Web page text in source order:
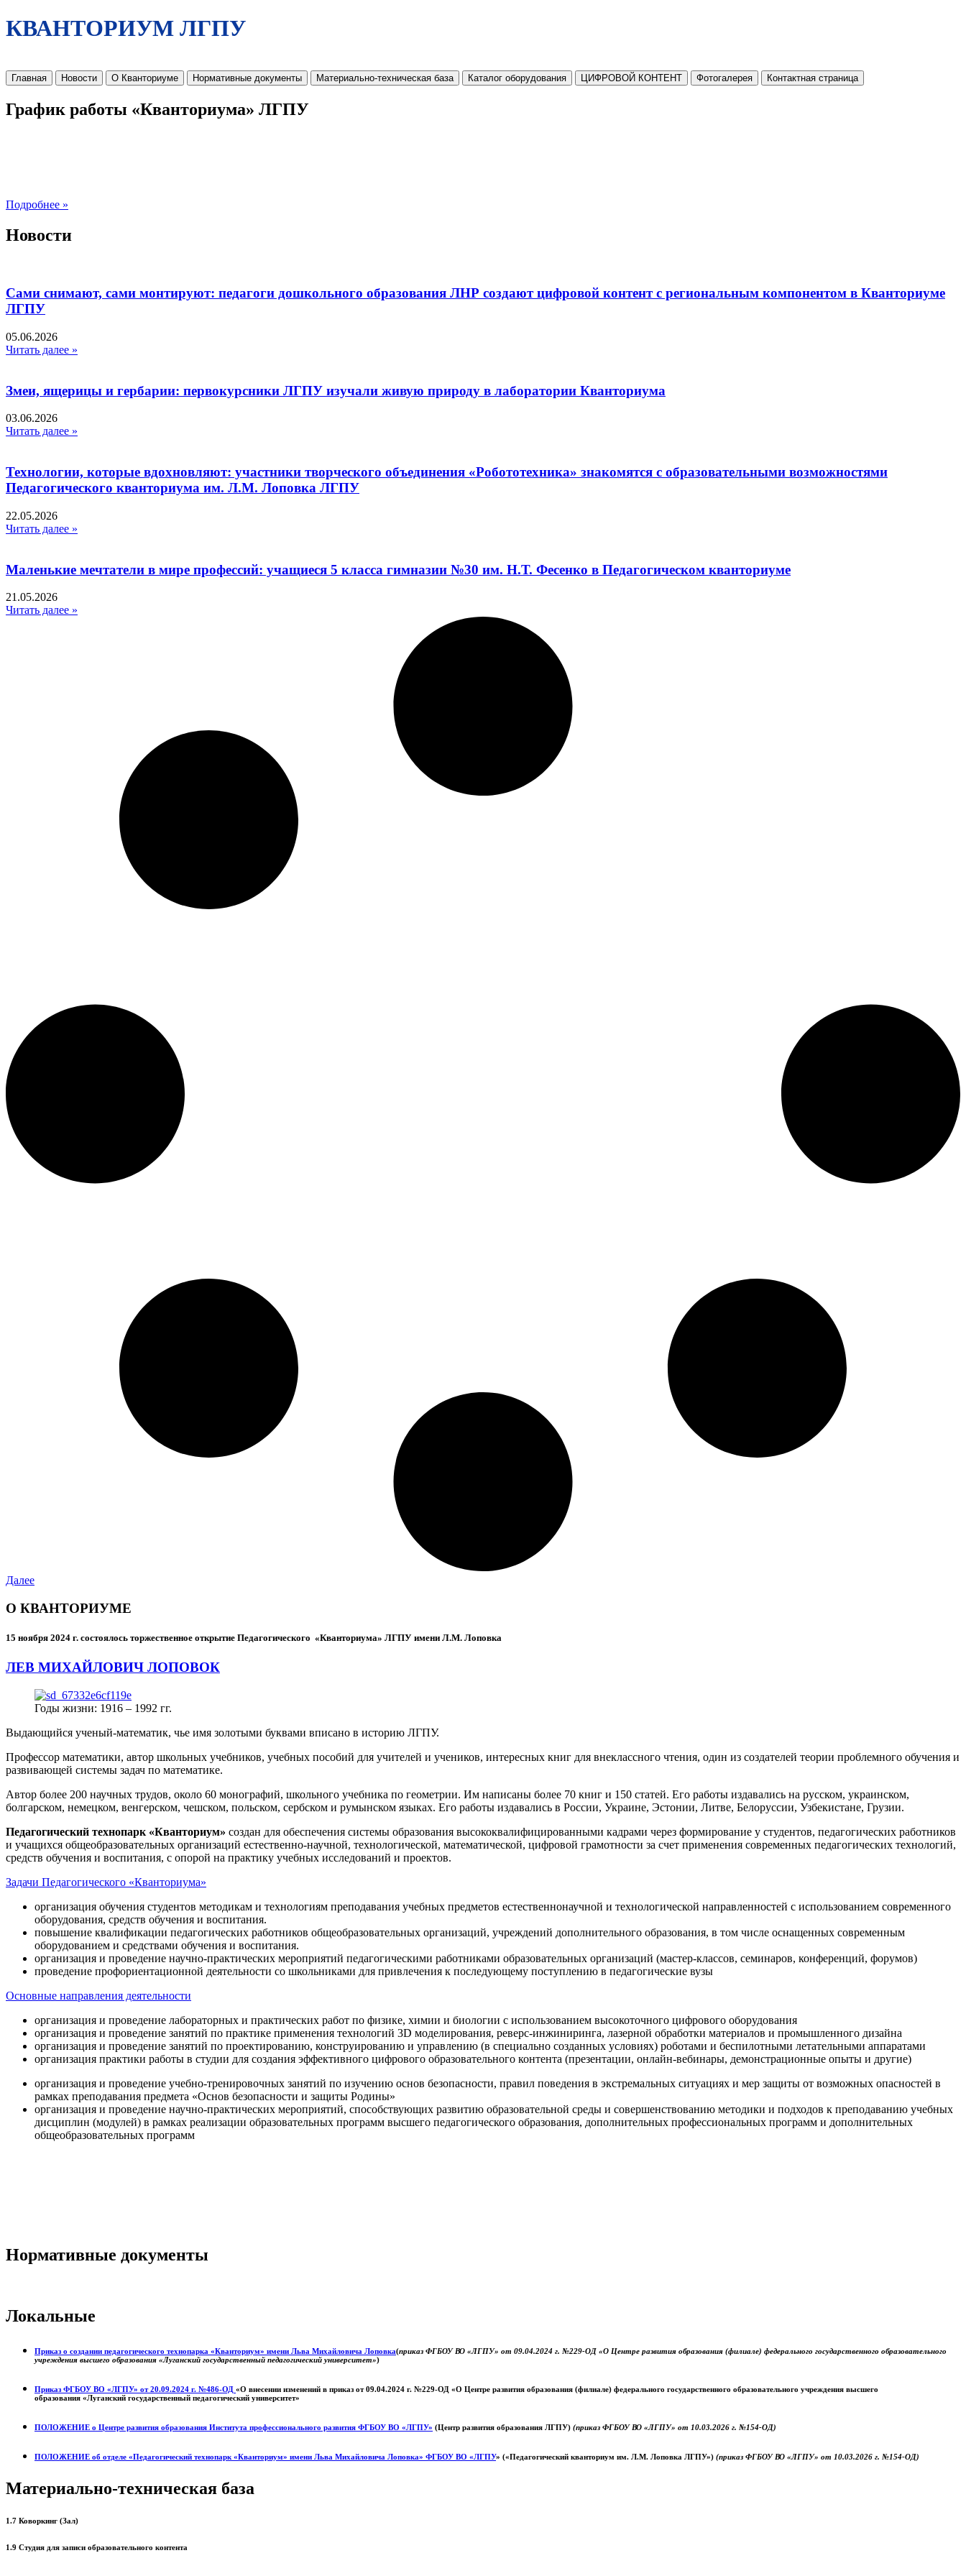
КВАНТОРИУМ ЛГПУ
Главная Новости О Кванториуме Нормативные документы Материально-техническая база Каталог оборудования ЦИФРОВОЙ КОНТЕНТ Фотогалерея Контактная страница
График работы «Кванториума» ЛГПУ
Подробнее »
Новости
Сами снимают, сами монтируют: педагоги дошкольного образования ЛНР создают цифровой контент с региональным компонентом в Кванториуме
ЛГПУ​
05.06.2026
Читать далее »
Змеи, ящерицы и гербарии: первокурсники ЛГПУ изучали живую природу в лаборатории Кванториума
03.06.2026
Читать далее »
Технологии, которые вдохновляют: участники творческого объединения «Робототехника» знакомятся с образовательными возможностями
Педагогического кванториума им. Л.М. Лоповка ЛГПУ
22.05.2026
Читать далее »
Маленькие мечтатели в мире профессий: учащиеся 5 класса гимназии №30 им. Н.Т. Фесенко в Педагогическом кванториуме
21.05.2026
Читать далее »
Далее
О КВАНТОРИУМЕ
15 ноября 2024 г. состоялось торжественное открытие Педагогического «Кванториума» ЛГПУ имени Л.М. Лоповка
ЛЕВ МИХАЙЛОВИЧ ЛОПОВОК
Годы жизни: 1916 – 1992 гг.
Выдающийся ученый-математик, чье имя золотыми буквами вписано в историю ЛГПУ.
Профессор математики, автор школьных учебников, учебных пособий для учителей и учеников, интересных книг для внеклассного чтения, один из создателей теории проблемного обучения и
развивающей системы задач по математике.
Автор более 200 научных трудов, около 60 монографий, школьного учебника по геометрии. Им написаны более 70 книг и 150 статей. Его работы издавались на русском, украинском,
болгарском, немецком, венгерском, чешском, польском, сербском и румынском языках. Его работы издавались в России, Украине, Эстонии, Литве, Белоруссии, Узбекистане, Грузии.
Педагогический технопарк «Кванториум» создан для обеспечения системы образования высококвалифицированными кадрами через формирование у студентов, педагогических работников
и учащихся общеобразовательных организаций естественно-научной, технологической, математической, цифровой грамотности за счет применения современных педагогических технологий,
средств обучения и воспитания, с опорой на практику учебных исследований и проектов.
Задачи Педагогического «Кванториума»
организация обучения студентов методикам и технологиям преподавания учебных предметов естественнонаучной и технологической направленностей с использованием современного
оборудования, средств обучения и воспитания.
повышение квалификации педагогических работников общеобразовательных организаций, учреждений дополнительного образования, в том числе оснащенных современным
оборудованием и средствами обучения и воспитания.
организация и проведение научно-практических мероприятий педагогическими работниками образовательных организаций (мастер-классов, семинаров, конференций, форумов)
проведение профориентационной деятельности со школьниками для привлечения к последующему поступлению в педагогические вузы
Основные направления деятельности
организация и проведение лабораторных и практических работ по физике, химии и биологии с использованием высокоточного цифрового оборудования
организация и проведение занятий по практике применения технологий 3D моделирования, реверс-инжиниринга, лазерной обработки материалов и промышленного дизайна
организация и проведение занятий по проектированию, конструированию и управлению (в специально созданных условиях) роботами и беспилотными летательными аппаратами
организация практики работы в студии для создания эффективного цифрового образовательного контента (презентации, онлайн-вебинары, демонстрационные опыты и другие)
организация и проведение учебно-тренировочных занятий по изучению основ безопасности, правил поведения в экстремальных ситуациях и мер защиты от возможных опасностей в
рамках преподавания предмета «Основ безопасности и защиты Родины»
организация и проведение научно-практических мероприятий, способствующих развитию образовательной среды и совершенствованию методики и подходов к преподаванию учебных
дисциплин (модулей) в рамках реализации образовательных программ высшего педагогического образования, дополнительных профессиональных программ и дополнительных
общеобразовательных программ
Нормативные документы
Локальные
Приказ о создании педагогического технопарка «Кванториум» имени Льва Михайловича Лоповка(приказ ФГБОУ ВО «ЛГПУ» от 09.04.2024 г. №229-ОД «О Центре развития образования (филиале) федерального государственного образовательного
учреждения высшего образования «Луганский государственный педагогический университет»)
Приказ ФГБОУ ВО «ЛГПУ» от 20.09.2024 г. №486-ОД «О внесении изменений в приказ от 09.04.2024 г. №229-ОД «О Центре развития образования (филиале) федерального государственного образовательного учреждения высшего
образования «Луганский государственный педагогический университет»
ПОЛОЖЕНИЕ о Центре развития образования Института профессионального развития ФГБОУ ВО «ЛГПУ» (Центр развития образования ЛГПУ) (приказ ФГБОУ ВО «ЛГПУ» от 10.03.2026 г. №154-ОД)
ПОЛОЖЕНИЕ об отделе «Педагогический технопарк «Кванториум» имени Льва Михайловича Лоповка» ФГБОУ ВО «ЛГПУ» («Педагогический кванториум им. Л.М. Лоповка ЛГПУ») (приказ ФГБОУ ВО «ЛГПУ» от 10.03.2026 г. №154-ОД)
Материально-техническая база
1.7 Коворкинг (Зал)
1.9 Студия для записи образовательного контента